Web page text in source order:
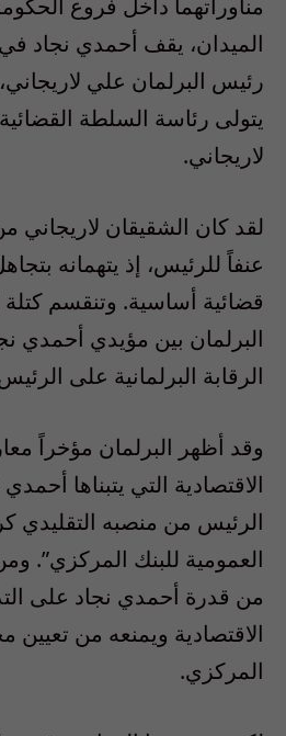
مناوراتهما داخل فروع
الميدان، يقف أحمدي نجاد
رئيس البرلمان علي
يتولى رئاسة السلطة القضائية
لاريجاني.
لقد كان الشقيقان لاريجاني
عنفاً للرئيس، إذ يتهمانه
قضائية أساسية. وتنقسم
البرلمان بين مؤيدي أحمدي
الرقابة البرلمانية على
وقد أظهر البرلمان مؤخراً
الاقتصادية التي يتبناها
الرئيس من منصبه التقليدي
العمومية للبنك المركزي”.
من قدرة أحمدي نجاد على
الاقتصادية ويمنعه من تعيين
المركزي.